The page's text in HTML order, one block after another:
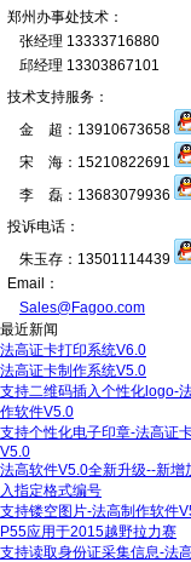
郑州办事处技术：
张经理 13333716880
邱经理 13303867101
技术支持服务：
金 超：13910673658
宋 海：15210822691
李 磊：13683079936
投诉电话：
朱玉存：13501114439
Email：
Sales@Fagoo.com
最近新闻
法高证卡打印系统V6.0
法高证卡制作系统V5.0
支持二维码插入个性化logo-
作软件V5.0
支持个性化电子印章-法高证
V5.0
法高软件V5.0全新升级--新增
入指定格式编号
支持镂空图片-法高制作软件
P55应用于2015越野拉力赛
支持读取身份证采集信息-法